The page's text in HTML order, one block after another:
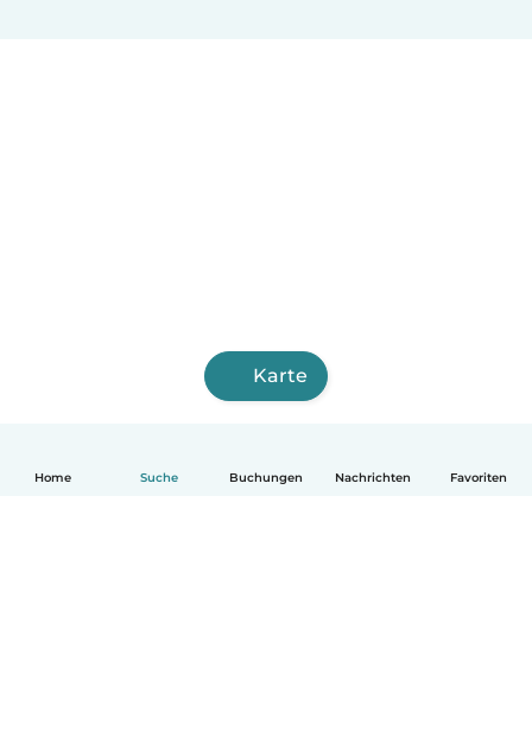
Home Suche Buchungen Nachrichten Favoriten
Karte